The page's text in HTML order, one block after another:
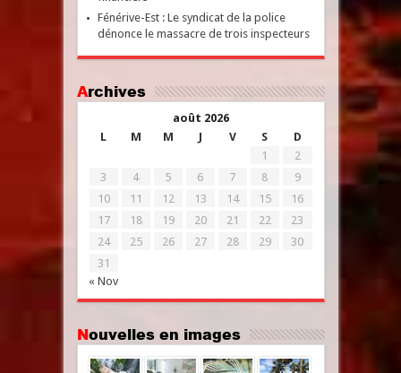
Fénérive-Est : Le syndicat de la police
dénonce le massacre de trois inspecteurs
Archives
août 2026
L
M M J V S D
« Nov
1
2
3
4 5 6 7 8
9
10
11 12 13 14 15
16
17
18 19 20 21 22
23
24
25 26 27 28 29
30
31
Nouvelles en images